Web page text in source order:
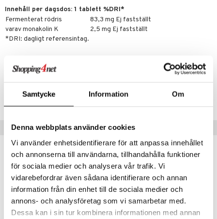
Samtycke Information Om
Denna webbplats använder cookies
Vi använder enhetsidentifierare för att anpassa innehållet
och annonserna till användarna, tillhandahålla funktioner
för sociala medier och analysera vår trafik. Vi
vidarebefordrar även sådana identifierare och annan
information från din enhet till de sociala medier och
annons- och analysföretag som vi samarbetar med.
Dessa kan i sin tur kombinera informationen med annan
Innehåll per dagsdos: 1 tablett %DRI*
Fermenterat rödris
83,3 mg Ej fastställt
varav monakolin K
2,5 mg Ej fastställt
*DRI: dagligt referensintag.
HBR01-PN-120
Lägsta pris senaste 30 dagarna: 117 kr
Tips till dig
oljor